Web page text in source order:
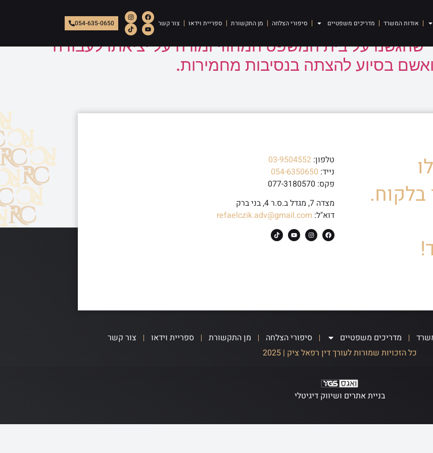
אודות המשרד מדריכים משפטיים סיפורי הצלחה מן התקשורת ספריית וידאו צור קשר 054-635-0650
על בית המשפט המחוזי ומורה על יציאתו לעבודה
בסיוע להצתה בנסיבות מחמירות.
טלפון: 03-9504552
נייד: 054-6350650
פקס: 077-3180570
מצדה 7, מגדל ב.ס.ר 4, בני ברק
דוא"ל: refaelczik.adv@gmail.com
מדריכים משפטיים סיפורי הצלחה מן התקשורת ספריית וידאו
צור קשר
כל הזכויות שמורות לעורך דין רפאל ציק | 2025
בניית אתרים ושיווק דיגיטלי